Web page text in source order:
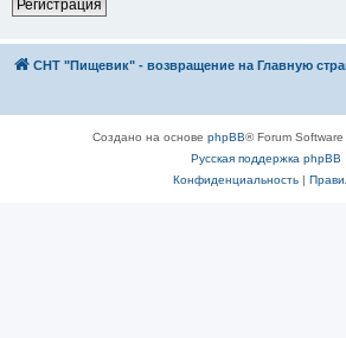
Регистрация
СНТ "Пищевик" - возвращение на Главную
Создано на основе phpBB® Forum
Русская поддержка phpBB
Конфиденциальность|